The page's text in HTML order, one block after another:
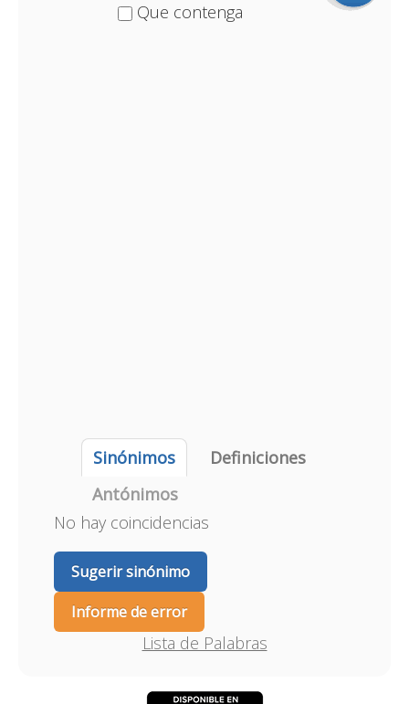
Que contenga
Sinónimos
Definiciones
Antónimos
No hay coincidencias
Sugerir sinónimo
Informe de error
Lista de Palabras